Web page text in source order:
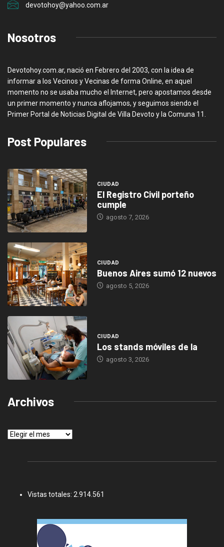
devotohoy@yahoo.com.ar
Nosotros
Devotohoy.com.ar, nació en Febrero del 2003, con la idea de
informar a los Vecinos y Vecinas de forma Online, en aquel
momento no se usaba mucho el Internet, pero apostamos desde
un primer momento y nunca aflojamos, y seguimos siendo el
Primer Portal de Noticias Digital de Villa Devoto y la Comuna 11.
Post Populares
CIUDAD
El Registro Civil porteño
cumple
agosto 7, 2026
CIUDAD
Buenos Aires sumó 12 nuevos
agosto 5, 2026
CIUDAD
Los stands móviles de la
agosto 3, 2026
Archivos
Archivos
Vistas totales: 2.914.561